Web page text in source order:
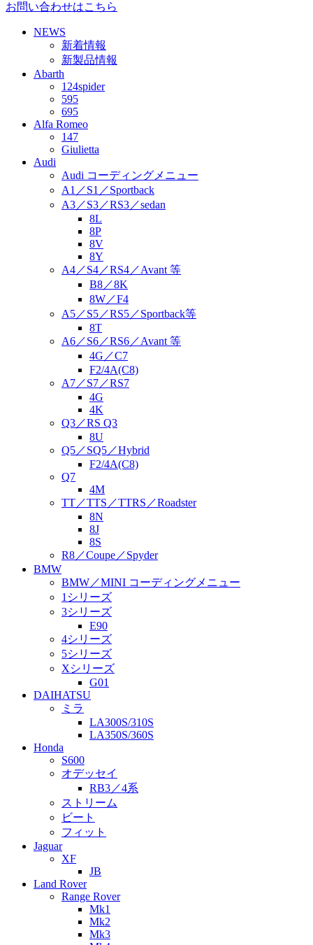
お問い合わせはこちら
NEWS
新着情報
新製品情報
Abarth
124spider
595
695
Alfa Romeo
147
Giulietta
Audi
Audi コーディングメニュー
A1／S1／Sportback
A3／S3／RS3／sedan
8L
8P
8V
8Y
A4／S4／RS4／Avant 等
B8／8K
8W／F4
A5／S5／RS5／Sportback等
8T
A6／S6／RS6／Avant 等
4G／C7
F2/4A(C8)
A7／S7／RS7
4G
4K
Q3／RS Q3
8U
Q5／SQ5／Hybrid
F2/4A(C8)
Q7
4M
TT／TTS／TTRS／Roadster
8N
8J
8S
R8／Coupe／Spyder
BMW
BMW／MINI コーディングメニュー
1シリーズ
3シリーズ
E90
4シリーズ
5シリーズ
Xシリーズ
G01
DAIHATSU
ミラ
LA300S/310S
LA350S/360S
Honda
S600
オデッセイ
RB3／4系
ストリーム
ビート
フィット
Jaguar
XF
JB
Land Rover
Range Rover
Mk1
Mk2
Mk3